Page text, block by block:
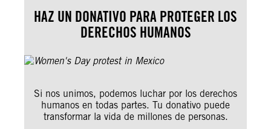
HAZ UN DONATIVO PARA PROTEGER LOS
DERECHOS HUMANOS
Si nos unimos, podemos luchar por los derechos
humanos en todas partes. Tu donativo puede
transformar la vida de millones de personas.